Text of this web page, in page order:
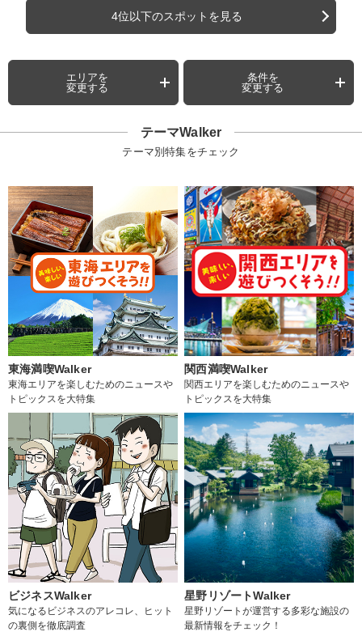
4位以下のスポットを見る
エリアを
変更する
条件を
変更する
テーマWalker
テーマ別特集をチェック
東海満喫Walker
東海エリアを楽しむためのニュースや
トピックスを大特集
関西満喫Walker
関西エリアを楽しむためのニュースや
トピックスを大特集
ビジネスWalker
気になるビジネスのアレコレ、ヒット
の裏側を徹底調査
星野リゾートWalker
星野リゾートが運営する多彩な施設の
最新情報をチェック！